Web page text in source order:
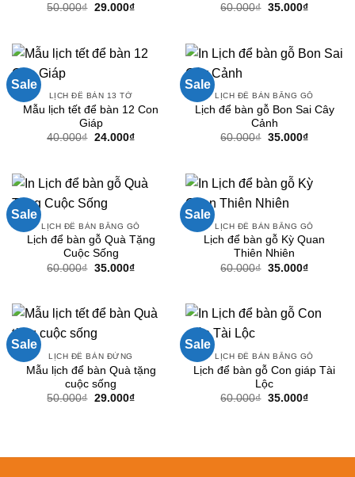
50.000₫ Giá
29.000₫Giá
29.000₫.
60.000₫ Giá
35.000₫Giá
35.000₫.
Sale
LỊCH ĐỂ BÀN 13 TỜ
Mẫu lịch tết để bàn 12 Con
Giáp
40.000₫ Giá
24.000₫Giá
24.000₫.
Sale
LỊCH ĐỂ BÀN BẰNG GỖ
Lịch để bàn gỗ Bon Sai Cây
Cảnh
60.000₫ Giá
35.000₫Giá
35.000₫.
Sale
LỊCH ĐỂ BÀN BẰNG GỖ
Lịch để bàn gỗ Quà Tặng
Cuộc Sống
60.000₫ Giá
35.000₫Giá
35.000₫.
Sale
LỊCH ĐỂ BÀN BẰNG GỖ
Lịch để bàn gỗ Kỳ Quan
Thiên Nhiên
60.000₫ Giá
35.000₫Giá
35.000₫.
Sale
LỊCH ĐỂ BÀN ĐỨNG
Mẫu lịch để bàn Quà tặng
cuộc sống
50.000₫ Giá
29.000₫Giá
Sale
LỊCH ĐỂ BÀN BẰNG GỖ
Lịch để bàn gỗ Con giáp Tài
Lộc
60.000₫ Giá
35.000₫Giá